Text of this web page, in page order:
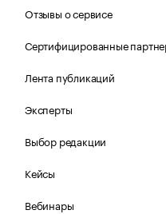
Отзывы о сервисе
Сертифицированные
Лента публикаций
Эксперты
Выбор редакции
Кейсы
Вебинары